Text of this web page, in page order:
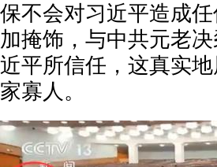
保不会对习近平造成
加掩饰，与中共元老
近平所信任，这真实
家寡人。